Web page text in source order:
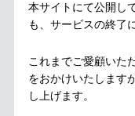
本サイトにて公開し
も、サービスの終了
これまでご愛顧いた
をおかけいたします
し上げます。